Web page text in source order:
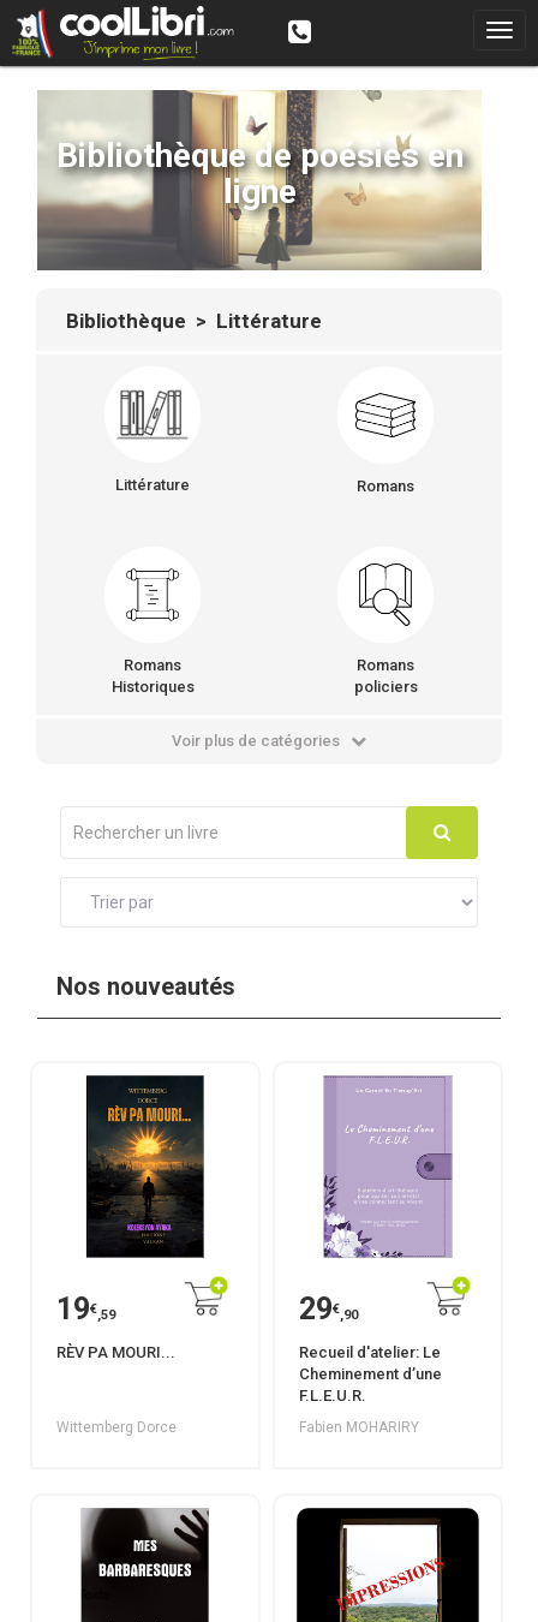
Bibliothèque de poésies en
ligne
Bibliothèque > Littérature
Littérature Romans
Romans
Historiques
Romans
policiers
Voir plus de catégories
Nos nouveautés
19€,59
RÈV PA MOURI...
Wittemberg Dorce
29€,90
Recueil d'atelier: Le
Cheminement d’une
F.L.E.U.R.
Fabien MOHARIRY